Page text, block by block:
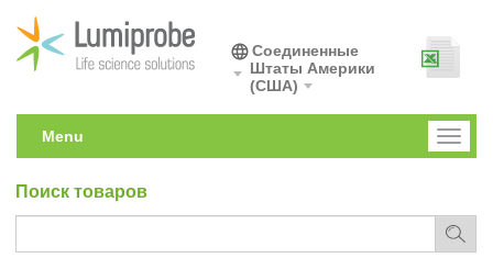
Соединенные
Штаты Америки
(США)
Toggle
Menu
Поиск товаров